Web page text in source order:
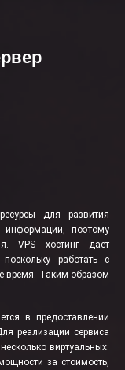
для развития
поэтому
VPS хостинг дает
работать с
время. Таким образом
в предоставлении
реализации сервиса
виртуальных.
за стоимость,